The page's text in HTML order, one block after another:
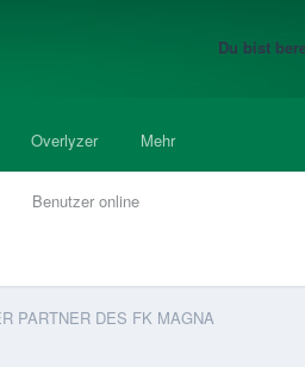
Du bist
Benutzer online
Overlyzer Mehr
PARTNER DES FK MAGNA